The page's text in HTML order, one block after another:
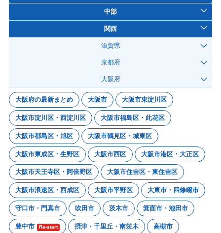
中部
関西
滋賀県
京都府
大阪府
大阪府の最新まとめ 大阪市 大阪市東淀川区
大阪市淀川区・西淀川区 大阪市福島区・此花区
大阪市都島区・旭区 大阪市鶴見区・城東区
大阪市東成区・生野区 大阪市西区 大阪市港区・大正区
大阪市天王寺区・阿倍野区 大阪市住吉区・東住吉区
大阪市浪速区・西成区 大阪市平野区 大東市・四條畷市
守口市・門真市 吹田市 茨木市 箕面市・池田市
豊中市 Re-start 摂津・千里丘・南茨木 高槻市